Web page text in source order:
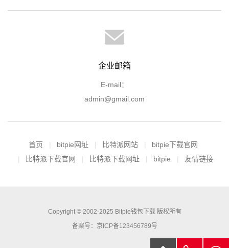
企业邮箱
E-mail：
admin@gmail.com
首页 bitpie网址 比特派网站
bitpie下载官网
比特派下载官网
比特派下载网址 bitpie 友情链接
Copyright © 2002-2025 Bitpie钱包下载 版权所有
备案号：京ICP备123456789号